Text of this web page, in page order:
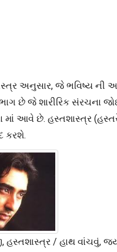
અનુસાર, જે ભવિષ્ય ની
છે જે શારીરિક સંરચના
આવે છે. હસ્તશાસ્ત્ર
કરશે.
હસ્તશાસ્ત્ર / હાથ